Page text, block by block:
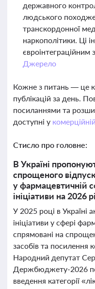
державного
людського
транскордонної
наркополітики. Ці
євроінтеграційним
Джерело
Кожне з питань — це
публікацій за день.
посиланнями та
доступні у
Стисло про головне:
В Україні
спрощеного
у фармацевтичній
ініціативи на 2026
У 2025 році в Україні
ініціативи у сфері
спрямовані на
засобів та посилення
Народний депутат
Держбюджету-2026
введення категорії